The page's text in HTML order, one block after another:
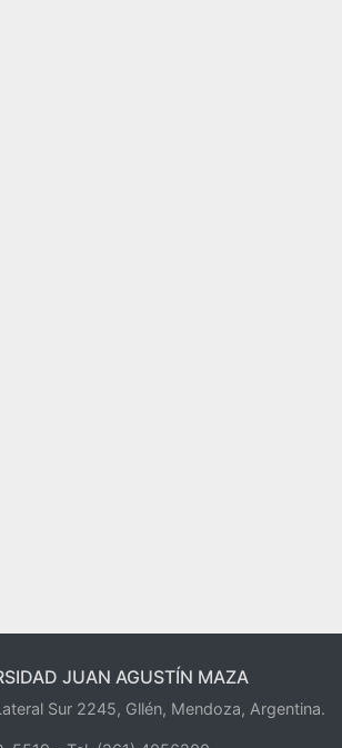
JUAN AGUSTÍN MAZA
Sur 2245, Gllén, Mendoza, Argentina.